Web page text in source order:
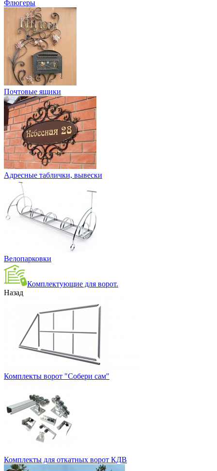
Флюгеры
Почтовые ящики
Адресные таблички, вывески
Велопарковки
Комплектующие для ворот.
Назад
Комплекты ворот "Собери сам"
Комплекты для откатных ворот КДВ